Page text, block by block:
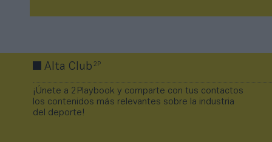
Alta Club2P
¡Únete a 2Playbook y comparte con tus contactos
los contenidos más relevantes sobre la industria
del deporte!